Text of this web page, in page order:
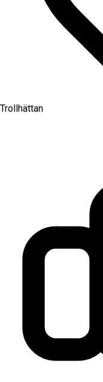
Trollhättan